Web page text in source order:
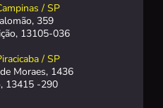
/ SP
359
13105-036
/ SP
Moraes, 1436
13415 -290